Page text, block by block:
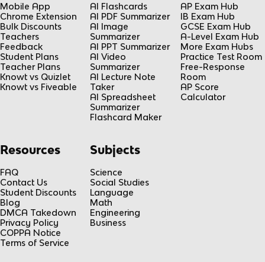
Mobile App
Chrome Extension
Bulk Discounts
Teachers
Feedback
Student Plans
Teacher Plans
Knowt vs Quizlet
Knowt vs Fiveable
AI Flashcards
AI PDF Summarizer
AI Image
Summarizer
AI PPT Summarizer
AI Video
Summarizer
AI Lecture Note
Taker
AI Spreadsheet
Summarizer
Flashcard Maker
AP Exam Hub
IB Exam Hub
GCSE Exam Hub
A-Level Exam Hub
More Exam Hubs
Practice Test Room
Free-Response
Room
AP Score
Calculator
Resources
FAQ
Contact Us
Student Discounts
Blog
DMCA Takedown
Privacy Policy
COPPA Notice
Terms of Service
Subjects
Science
Social Studies
Language
Math
Engineering
Business